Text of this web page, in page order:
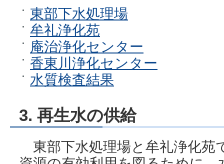
東部下水処理場
牟礼浄化苑
庵治浄化センター
香東川浄化センター
水質検査結果
3. 再生水の供給
東部下水処理場と牟礼浄化苑